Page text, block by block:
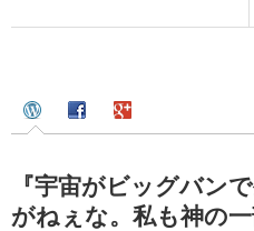
『宇宙がビッグバン
がねぇな。私も神の